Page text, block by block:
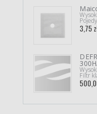
3,75
Filtr